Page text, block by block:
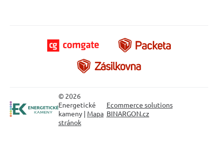
© 2026
Energetické
kameny | Mapa
stránok
Ecommerce solutions
BINARGON.cz